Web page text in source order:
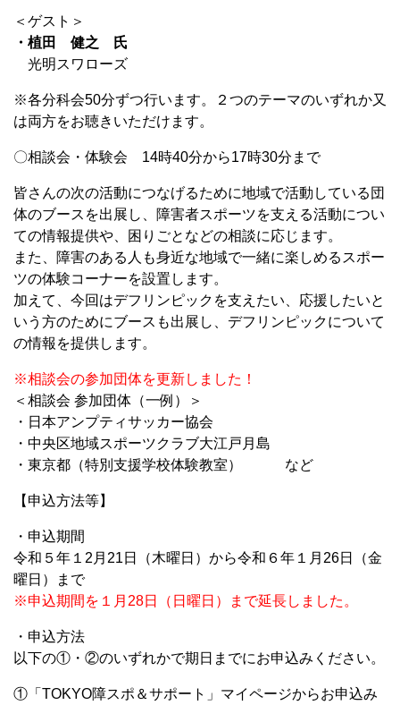
＜ゲスト＞
・植田 健之 氏
光明スワローズ
※各分科会50分ずつ行います。２つのテーマのいずれか又
は両方をお聴きいただけます。
〇相談会・体験会 14時40分から17時30分まで
皆さんの次の活動につなげるために地域で活動している団
体のブースを出展し、障害者スポーツを支える活動につい
ての情報提供や、困りごとなどの相談に応じます。
また、障害のある人も身近な地域で一緒に楽しめるスポー
ツの体験コーナーを設置します。
加えて、今回はデフリンピックを支えたい、応援したいと
いう方のためにブースも出展し、デフリンピックについて
の情報を提供します。
※相談会の参加団体を更新しました！
＜相談会 参加団体（一例）＞
・日本アンプティサッカー協会
・中央区地域スポーツクラブ大江戸月島
・東京都（特別支援学校体験教室） など
【申込方法等】
・申込期間
令和５年１2月21日（木曜日）から令和６年１月26日（金
曜日）まで
※申込期間を１月28日（日曜日）まで延長しました。
・申込方法
以下の①・②のいずれかで期日までにお申込みください。
①「TOKYO障スポ＆サポート」マイページからお申込み